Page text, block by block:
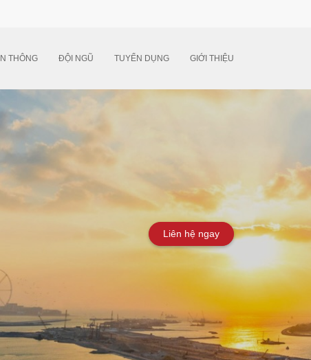
THÔNG ĐỘI NGŨ TUYỂN DỤNG GIỚI THIỆU
Liên hệ ngay